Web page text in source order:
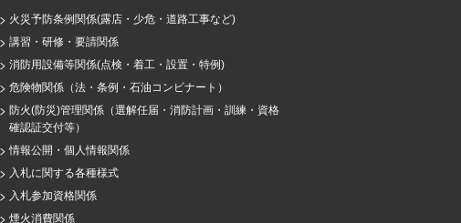
火災予防条例関係(露店・少危・道路工事など)
講習・研修・要請関係
消防用設備等関係(点検・着工・設置・特例)
危険物関係（法・条例・石油コンビナート）
防火(防災)管理関係（選解任届・消防計画・訓練・資格
確認証交付等）
情報公開・個人情報関係
入札に関する各種様式
入札参加資格関係
煙火消費関係